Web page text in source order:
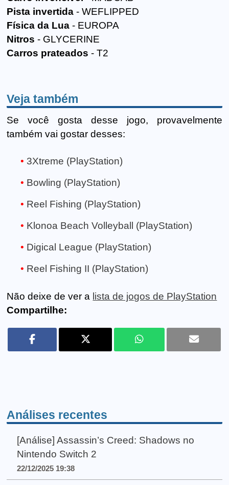
Pista invertida - WEFLIPPED
Física da Lua - EUROPA
Nitros - GLYCERINE
Carros prateados - T2
Veja também
Se você gosta desse jogo, provavelmente
também vai gostar desses:
3Xtreme (PlayStation)
Bowling (PlayStation)
Reel Fishing (PlayStation)
Klonoa Beach Volleyball (PlayStation)
Digical League (PlayStation)
Reel Fishing II (PlayStation)
Não deixe de ver a lista de jogos de PlayStation
Compartilhe:
Análises recentes
[Análise] Assassin’s Creed: Shadows no
Nintendo Switch 2
22/12/2025 19:38